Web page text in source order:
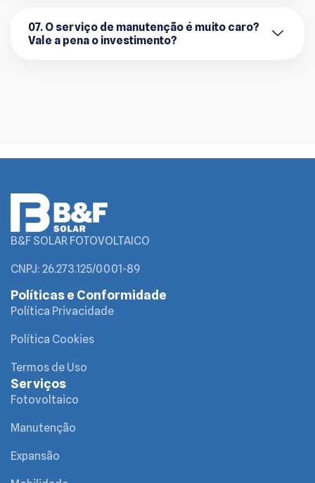
07. O serviço de manutenção é muito caro?
Vale a pena o investimento?
B&F SOLAR FOTOVOLTAICO
CNPJ: 26.273.125/0001-89
Políticas e Conformidade
Política Privacidade
Política Cookies
Termos de Uso
Serviços
Fotovoltaico
Manutenção
Expansão